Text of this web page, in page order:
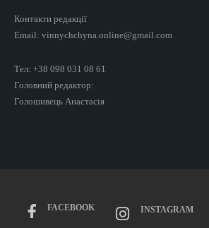
Контакти редакції
Email: vinnychchyna.online@gmail.com
Тел: +38 098 031 08 61
Головний редактор:
Голошивець Анастасія
FACEBOOK INSTAGRAM